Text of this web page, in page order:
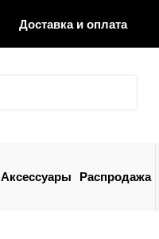
Доставка и оплата
Аксессуары Распродажа